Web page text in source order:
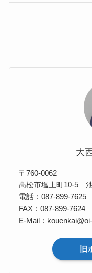
大
〒760-0062
高松市塩上町10-5
電話：087-899-7625
FAX：087-899-7624
E-Mail：
旧